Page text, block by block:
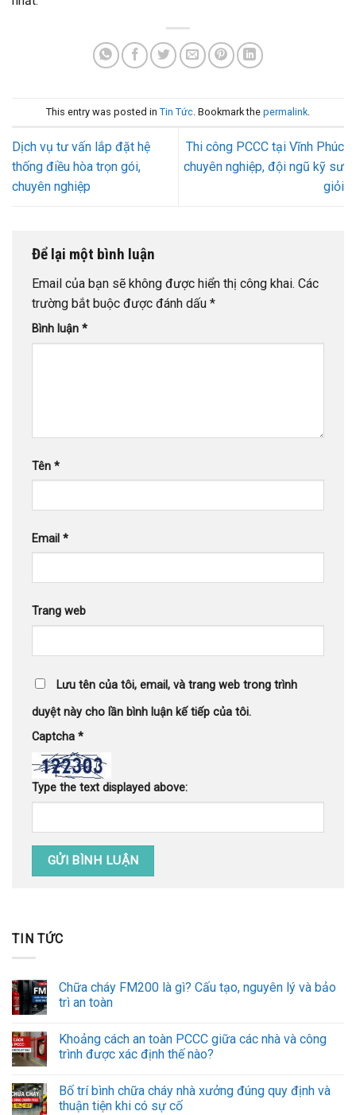
This entry was posted in Tin Tức . Bookmark the permalink
Dịch vụ tư vấn lắp đặt hệ
thống điều hòa trọn gói,
chuyên nghiệp
Thi công PCCC tại Vĩnh Phúc
chuyên nghiệp, đội ngũ kỹ sư
giỏi
Để lại một bình luận
Email của bạn sẽ không được hiển thị công khai. Các
trường bắt buộc được đánh dấu *
Bình luận *
Tên *
Email *
Trang web
Lưu tên của tôi, email, và trang web trong trình
duyệt này cho lần bình luận kế tiếp của tôi.
Captcha *
Type the text displayed above:
TIN TỨC
Chữa cháy FM200 là gì? Cấu tạo, nguyên lý và bảo
trì an toàn
Khoảng cách an toàn PCCC giữa các nhà và công
trình được xác định thế nào?
Bố trí bình chữa cháy nhà xưởng đúng quy định và
thuận tiện khi có sự cố